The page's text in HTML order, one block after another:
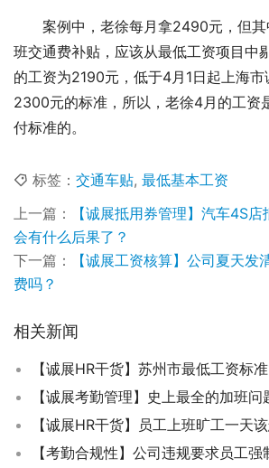
案例中，老徐每月拿2490元，但
班交通费补贴，应该从最低工资项目中
的工资为2190元，低于4月1日起上海
2300元的标准，所以，老徐4月的工资
付标准的。
标签： 交通车贴, 最低基本工资
上一篇：
【诚展抵用券管理】汽车4S
会有什么后果了？
下一篇：
【诚展工资核算】公司夏天发
费吗？
相关新闻
【考勤合规性】公司违规要求员工强